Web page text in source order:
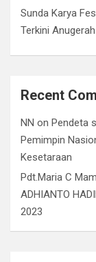
Sunda Karya
Terkini
Recent
NN on Pendeta
Pemimpin
Kesetaraan
Pdt.Maria C
ADHIANTO
2023